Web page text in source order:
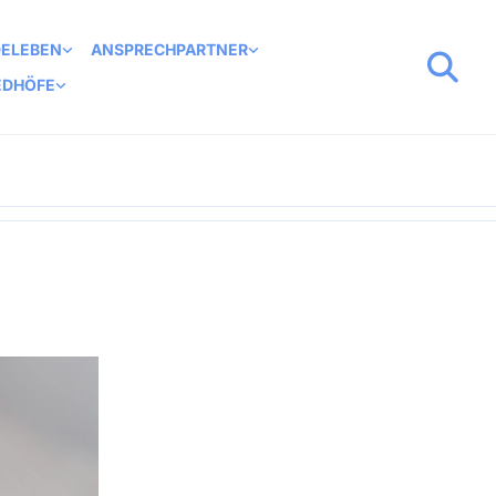
ANSPRECHPARTNER